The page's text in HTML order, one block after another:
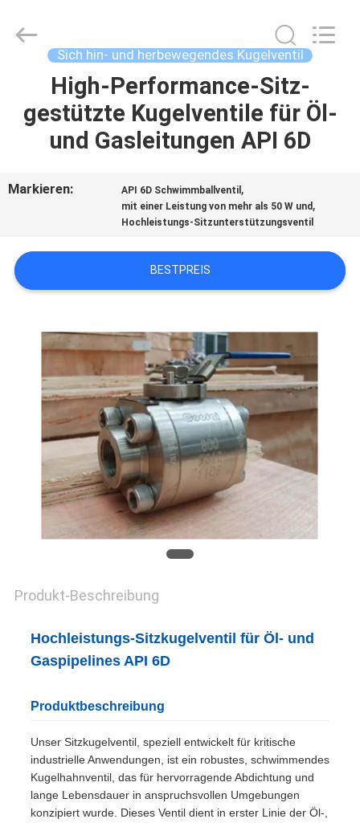
HAUSE
WERKSBESICHTIGUNG
QUALITÄTSKONTROLLE
KONTAKT
UNS
NEUIGKEITEN
EIN
ANGEBOT
PRIVACY
POLICY
Rights
Sich hin- und herbewegendes Kugelventil
High-Performance-Sitz-
gestützte Kugelventile für Öl-
und Gasleitungen API 6D
Markieren: API 6D Schwimmballventil ,
mit einer Leistung von mehr als 50 W und ,
Hochleistungs-Sitzunterstützungsventil
BESTPREIS
Produkt-Beschreibung
Hochleistungs-Sitzkugelventil für Öl- und
Gaspipelines API 6D
Produktbeschreibung
Unser Sitzkugelventil, speziell entwickelt für kritische
industrielle Anwendungen, ist ein robustes, schwimmendes
Kugelhahnventil, das für hervorragende Abdichtung und
lange Lebensdauer in anspruchsvollen Umgebungen
konzipiert wurde. Dieses Ventil dient in erster Linie der Öl-,